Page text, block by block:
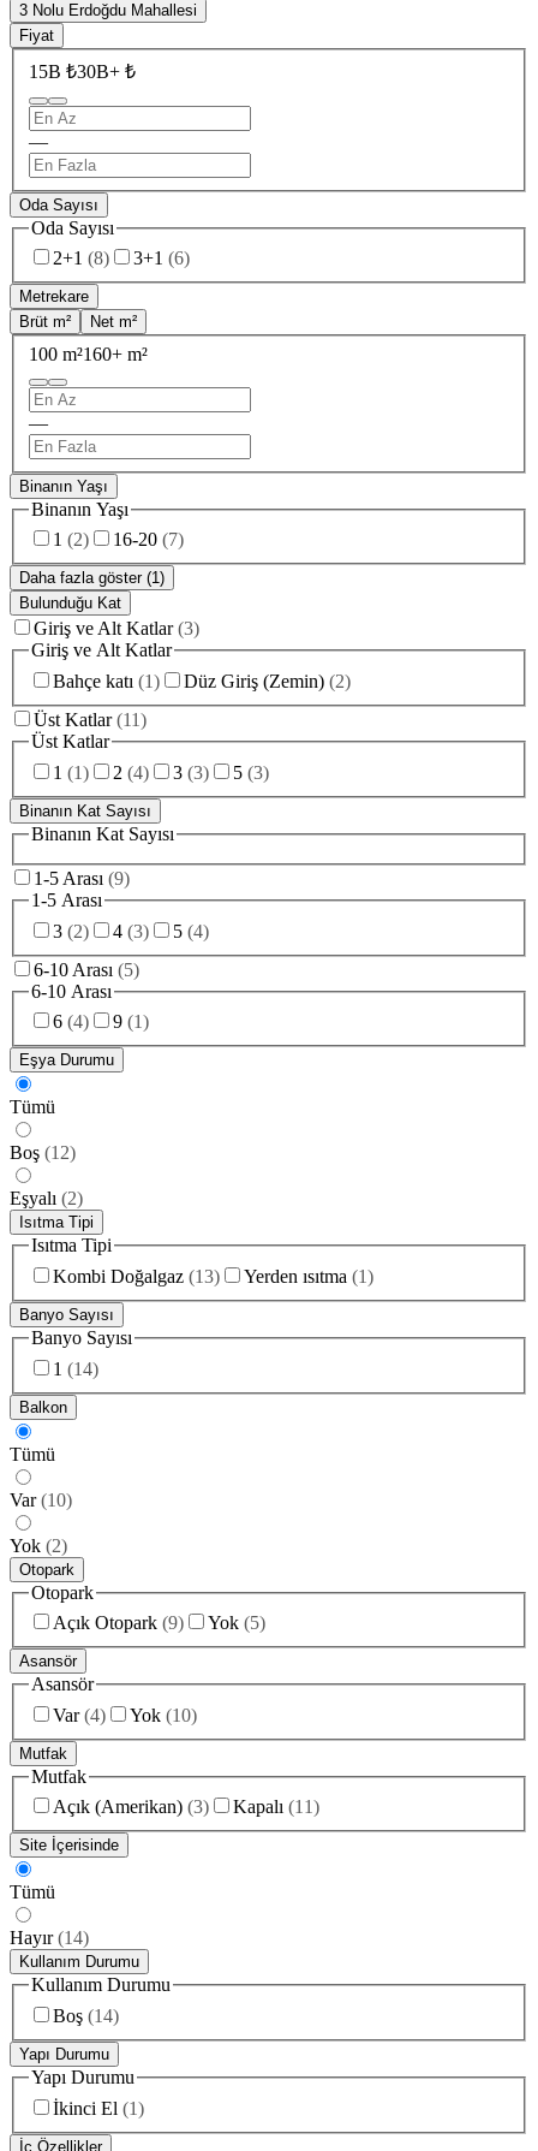
3 Nolu Erdoğdu Mahallesi
Fiyat
15B ₺30B+ ₺
—
Oda Sayısı
Oda Sayısı
2+1 (8) 3+1 (6)
Metrekare
Brüt m²
Net m²
100 m²160+ m²
—
Binanın Yaşı
Binanın Yaşı
1 (2) 16-20 (7)
Daha fazla göster (1)
Bulunduğu Kat
Giriş ve Alt Katlar (3)
Giriş ve Alt Katlar
Bahçe katı (1) Düz Giriş (Zemin) (2)
Üst Katlar (11)
Üst Katlar
1 (1) 2 (4) 3 (3) 5 (3)
Binanın Kat Sayısı
Binanın Kat Sayısı
1-5 Arası (9)
1-5 Arası
3 (2) 4 (3) 5 (4)
6-10 Arası (5)
6-10 Arası
6 (4) 9 (1)
Eşya Durumu
Tümü
Boş (12)
Eşyalı (2)
Isıtma Tipi
Isıtma Tipi
Kombi Doğalgaz (13) Yerden ısıtma (1)
Banyo Sayısı
Banyo Sayısı
1 (14)
Balkon
Tümü
Var (10)
Yok (2)
Otopark
Otopark
Açık Otopark (9) Yok (5)
Asansör
Asansör
Var (4) Yok (10)
Mutfak
Mutfak
Açık (Amerikan) (3) Kapalı (11)
Site İçerisinde
Tümü
Hayır (14)
Kullanım Durumu
Kullanım Durumu
Boş (14)
Yapı Durumu
Yapı Durumu
İkinci El (1)
İç Özellikler